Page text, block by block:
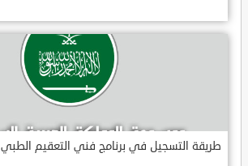
طريقة التسجيل في برنامج فني التعقيم الطبي